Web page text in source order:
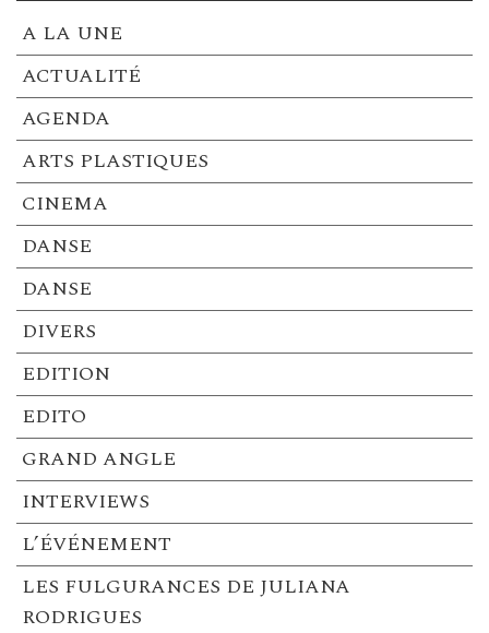
A LA UNE
ACTUALITÉ
AGENDA
ARTS PLASTIQUES
CINEMA
DANSE
DANSE
DIVERS
EDITION
EDITO
GRAND ANGLE
INTERVIEWS
L’ÉVÉNEMENT
LES FULGURANCES DE JULIANA
RODRIGUES